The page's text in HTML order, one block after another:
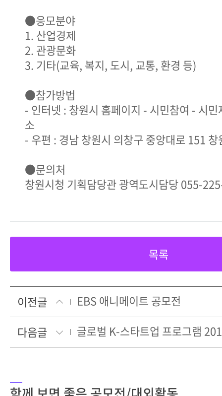
●응모분야
1. 산업경제
2. 관광문화
3. 기타(교육, 복지, 도시, 교통, 환경 등)
●참가방법
- 인터넷 : 창원시 홈페이지 - 시민참여 - 시
소
- 우편 : 경남 창원시 의창구 중앙대로 151
●문의처
창원시청 기획담당관 광역도시담당 055-
목록
이전글
EBS 애니메이트 공모전
다음글
글로벌 K-스타트업 프로그램